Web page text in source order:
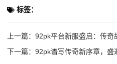
标签：
上一篇： 92pk平台新服盛启：传奇
下一篇： 92pk谱写传奇新序章，盛